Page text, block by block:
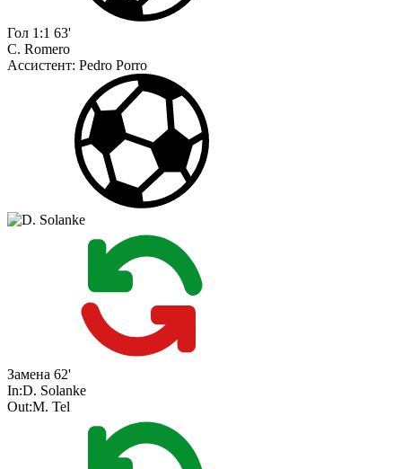
Гол 1:1 63'
C. Romero
Ассистент: Pedro Porro
Замена 62'
In:D. Solanke
Out:M. Tel